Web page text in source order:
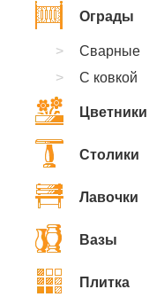
Ограды
Сварные
С ковкой
Цветники
Столики
Лавочки
Вазы
Плитка